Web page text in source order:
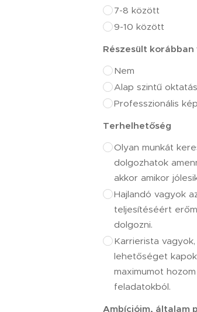
7-8 között
9-10 között
Részesült
Nem
Alap szintű
Professzionális
Terhelhetőség
Olyan munkát
dolgozhatok
akkor amikor
Hajlandó vagyok
teljesítéséért
dolgozni.
Karrierista
lehetőséget
maximumot
feladatokból.
Ambícióim, általam